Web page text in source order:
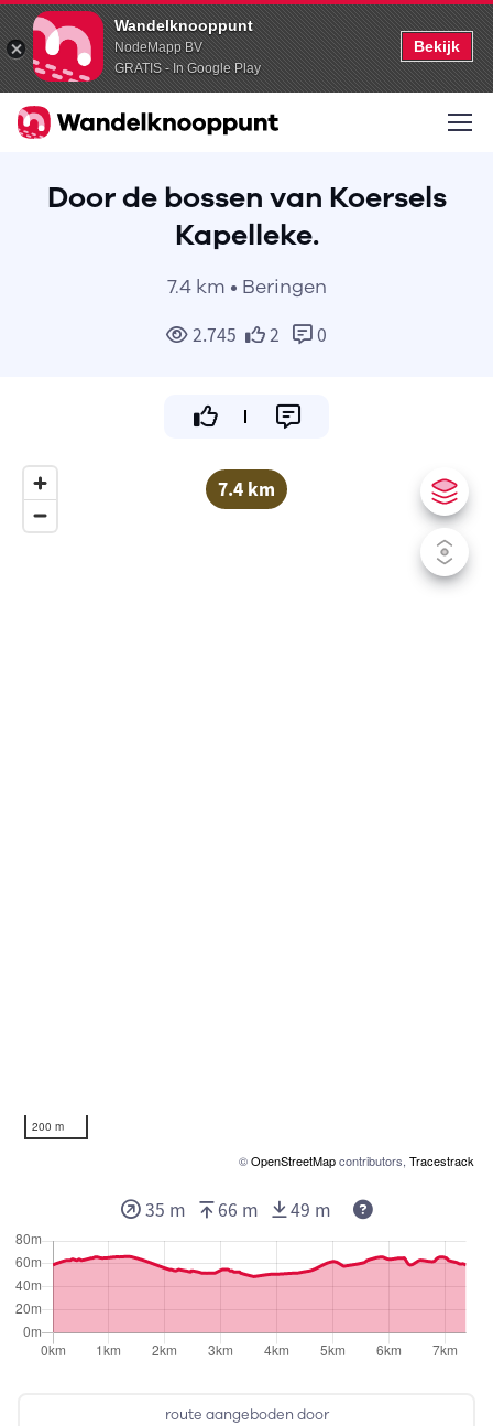
Wandelknooppunt
NodeMapp BV
GRATIS - In Google Play
Bekijk
Door de bossen van Koersels
Kapelleke.
7.4 km • Beringen
2.745 2 0
7.4 km
200 m
©OpenStreetMapcontributors, Tracestrack
route aangeboden door
35 m 66 m 49 m